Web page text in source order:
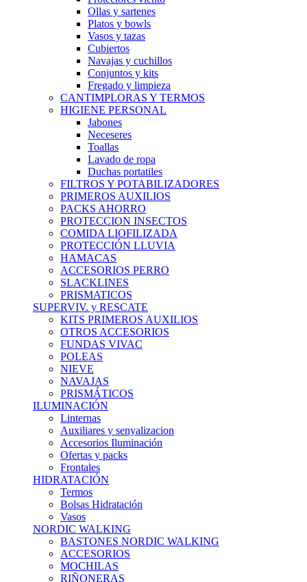
Ollas y sartenes
Platos y bowls
Vasos y tazas
Cubiertos
Navajas y cuchillos
Conjuntos y kits
Fregado y limpieza
CANTIMPLORAS Y TERMOS
HIGIENE PERSONAL
Jabones
Neceseres
Toallas
Lavado de ropa
Duchas portatiles
FILTROS Y POTABILIZADORES
PRIMEROS AUXILIOS
PACKS AHORRO
PROTECCION INSECTOS
COMIDA LIOFILIZADA
PROTECCIÓN LLUVIA
HAMACAS
ACCESORIOS PERRO
SLACKLINES
PRISMATICOS
SUPERVIV. y RESCATE
KITS PRIMEROS AUXILIOS
OTROS ACCESORIOS
FUNDAS VIVAC
POLEAS
NIEVE
NAVAJAS
PRISMÁTICOS
ILUMINACIÓN
Linternas
Auxiliares y senyalizacion
Accesorios Iluminación
Ofertas y packs
Frontales
HIDRATACIÓN
Termos
Bolsas Hidratación
Vasos
NORDIC WALKING
BASTONES NORDIC WALKING
ACCESORIOS
MOCHILAS
RIÑONERAS